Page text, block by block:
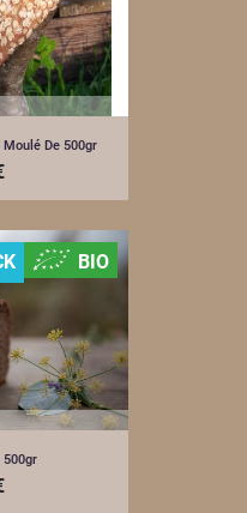
Moulé De 500gr
500gr
BIO